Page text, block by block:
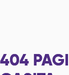
404